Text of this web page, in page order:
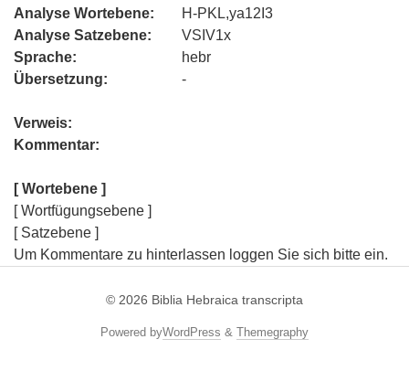
Analyse Wortebene:
H-PKL,ya12I3
Analyse Satzebene:
VSIV1x
Sprache:
hebr
Übersetzung:
-
Verweis:
Kommentar:
[ Wortebene ]
[ Wortfügungsebene ]
[ Satzebene ]
Um Kommentare zu hinterlassen loggen Sie sich bitte ein.
© 2026 Biblia Hebraica transcripta
Powered byWordPress & Themegraphy